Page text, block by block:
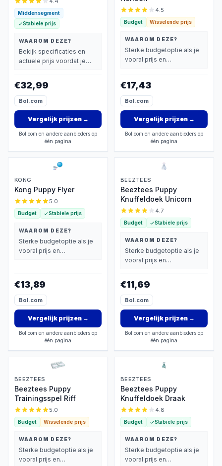
Middensegment
Stabiele prijs
WAAROM DEZE?
Bekijk specificaties en
actuele prijs voordat je
€32,99
Bol.com
Vergelijk prijzen→
Bol.com en andere aanbieders op
één pagina
4.5
Budget Wisselende prijs
WAAROM DEZE?
Sterke budgetoptie als je
vooral prijs en
€17,43
Bol.com
Vergelijk prijzen→
Bol.com en andere aanbieders op
één pagina
KONG
Kong Puppy Flyer
5.0
Budget Stabiele prijs
WAAROM DEZE?
Sterke budgetoptie als je
vooral prijs en
€13,89
Bol.com
Vergelijk prijzen→
Bol.com en andere aanbieders op
één pagina
BEEZTEES
Beeztees Puppy
Knuffeldoek Unicorn
4.7
Budget Stabiele prijs
WAAROM DEZE?
Sterke budgetoptie als je
vooral prijs en
€11,69
Bol.com
Vergelijk prijzen→
Bol.com en andere aanbieders op
één pagina
BEEZTEES
Beeztees Puppy
Trainingsspel Riff
5.0
Budget Wisselende prijs
WAAROM DEZE?
Sterke budgetoptie als je
vooral prijs en
BEEZTEES
Beeztees Puppy
Knuffeldoek Draak
4.8
Budget Stabiele prijs
WAAROM DEZE?
Sterke budgetoptie als je
vooral prijs en